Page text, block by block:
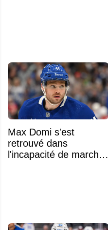
Max Domi s'est
retrouvé dans
l'incapacité de marcher